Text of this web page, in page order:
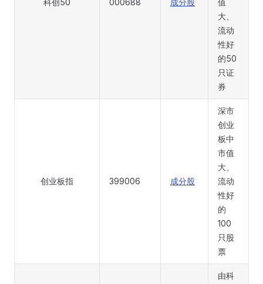
科创50 000688 成分股
值
大、
流动
性好
的50
只证
券
创业板指 399006 成分股
深市
创业
板中
市值
大、
流动
性好
的
100
只股
票
由科